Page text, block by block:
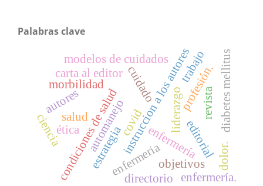
Palabras clave
instruccion a los autores
liderazgo
estrategia
cuidado
enfermería
profesión.
morbilidad
condiciones de salud
salud
enfermeria
covid
objetivos
revista diabetes mellitus
modelos de cuidados
editorial
automanejo
autores
ética
ciencia
carta al editor
directorio enfermería.
trabajo
dolor.